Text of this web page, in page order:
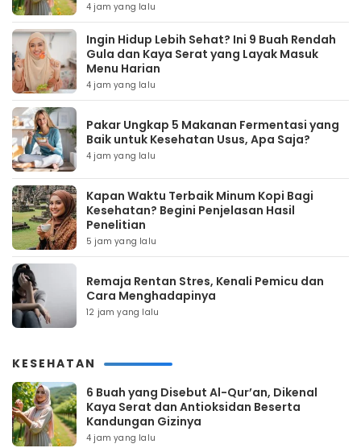
4 jam yang lalu
Ingin Hidup Lebih Sehat? Ini 9 Buah Rendah
Gula dan Kaya Serat yang Layak Masuk
Menu Harian
4 jam yang lalu
Pakar Ungkap 5 Makanan Fermentasi yang
Baik untuk Kesehatan Usus, Apa Saja?
4 jam yang lalu
Kapan Waktu Terbaik Minum Kopi Bagi
Kesehatan? Begini Penjelasan Hasil
Penelitian
5 jam yang lalu
Remaja Rentan Stres, Kenali Pemicu dan
Cara Menghadapinya
12 jam yang lalu
KESEHATAN
6 Buah yang Disebut Al-Qur’an, Dikenal
Kaya Serat dan Antioksidan Beserta
Kandungan Gizinya
4 jam yang lalu